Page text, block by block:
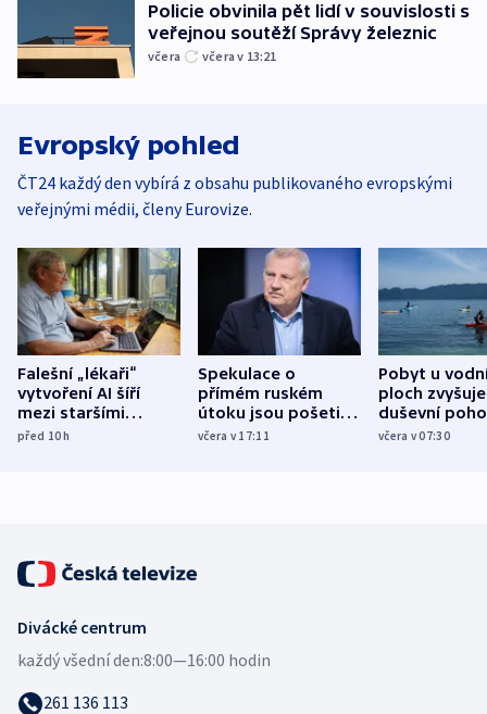
Policie obvinila pět lidí v souvislosti s
veřejnou soutěží Správy železnic
včera včera v 13:21
Evropský pohled
ČT24 každý den vybírá z obsahu publikovaného evropskými
veřejnými médii, členy Eurovize.
Falešní „lékaři“
vytvoření AI šíří
mezi staršími
Poláky nebezpečné
před 10h
Spekulace o
přímém ruském
útoku jsou pošetilé,
míní estonský
včera v 17:11
Pobyt u
ploch zvyšuje
duševní
ukázala
včera v 07:30
Divácké centrum
každý všední den:8:00—16:00 hodin
261 136 113